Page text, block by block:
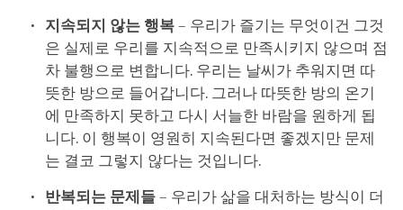
지속되지 않는 행복 – 우리가 즐기는 무엇이건 그것
은 실제로 우리를 지속적으로 만족시키지 않으며 점
차 불행으로 변합니다. 우리는 날씨가 추워지면 따
뜻한 방으로 들어갑니다. 그러나 따뜻한 방의 온기
에 만족하지 못하고 다시 서늘한 바람을 원하게 됩
니다. 이 행복이 영원히 지속된다면 좋겠지만 문제
는 결코 그렇지 않다는 것입니다.
반복되는 문제들 – 우리가 삶을 대처하는 방식이 더